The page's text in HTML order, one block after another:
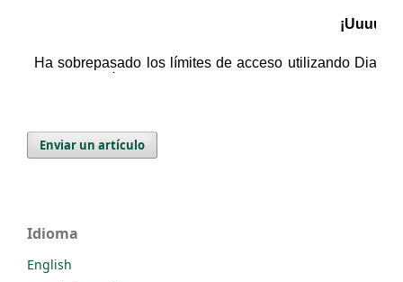
Enviar un artículo
Idioma
English